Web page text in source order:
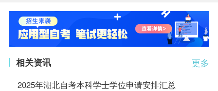
更多
相关资讯
2025年湖北自考本科学士学位申请安排汇总